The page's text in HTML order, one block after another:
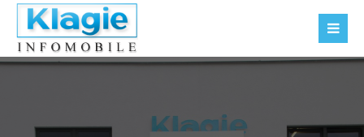
Der Eintrag "offcanvas-col1" existiert leider nicht.